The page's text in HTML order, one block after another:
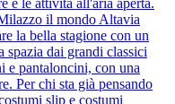
il mondo Altavia
la bella stagione con un
spazia dai grandi classici
e pantaloncini, con una
Per chi sta già pensando
slip e costumi